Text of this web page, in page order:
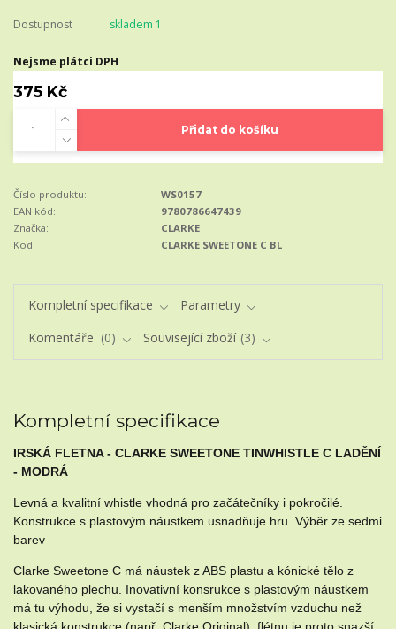
Dostupnost skladem 1
Nejsme plátci DPH
375 Kč
Přidat do košíku
Číslo produktu:
WS0157
EAN kód:
9780786647439
Značka:
CLARKE
Kod:
CLARKE SWEETONE C BL
Kompletní specifikace
Parametry
Komentáře
0 Související zboží 3
Kompletní specifikace
IRSKÁ FLETNA - CLARKE SWEETONE TINWHISTLE C LADĚNÍ
- MODRÁ
Levná a kvalitní whistle vhodná pro začátečníky i pokročilé.
Konstrukce s plastovým náustkem usnadňuje hru. Výběr ze sedmi
barev
Clarke Sweetone C má náustek z ABS plastu a kónické tělo z
lakovaného plechu. Inovativní konsrukce s plastovým náustkem
má tu výhodu, že si vystačí s menším množstvím vzduchu než
klasická konstrukce (např. Clarke Original), flétnu je proto snazší